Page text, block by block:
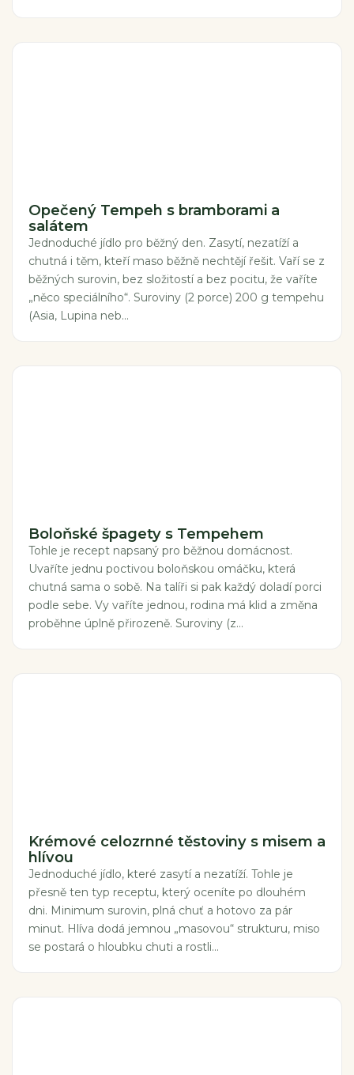
Opečený Tempeh s bramborami a
salátem
Jednoduché jídlo pro běžný den. Zasytí, nezatíží a
chutná i těm, kteří maso běžně nechtějí řešit. Vaří se z
běžných surovin, bez složitostí a bez pocitu, že vaříte
„něco speciálního“. Suroviny (2 porce) 200 g tempehu
(Asia, Lupina neb...
Boloňské špagety s Tempehem
Tohle je recept napsaný pro běžnou domácnost.
Uvaříte jednu poctivou boloňskou omáčku, která
chutná sama o sobě. Na talíři si pak každý doladí porci
podle sebe. Vy vaříte jednou, rodina má klid a změna
proběhne úplně přirozeně. Suroviny (z...
Krémové celozrnné těstoviny s misem a
hlívou
Jednoduché jídlo, které zasytí a nezatíží. Tohle je
přesně ten typ receptu, který oceníte po dlouhém
dni. Minimum surovin, plná chuť a hotovo za pár
minut. Hlíva dodá jemnou „masovou“ strukturu, miso
se postará o hloubku chuti a rostli...